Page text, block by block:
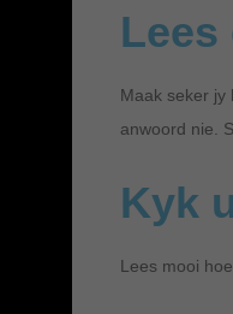
Lees
Maak seker jy
anwoord nie.
Kyk
Lees mooi